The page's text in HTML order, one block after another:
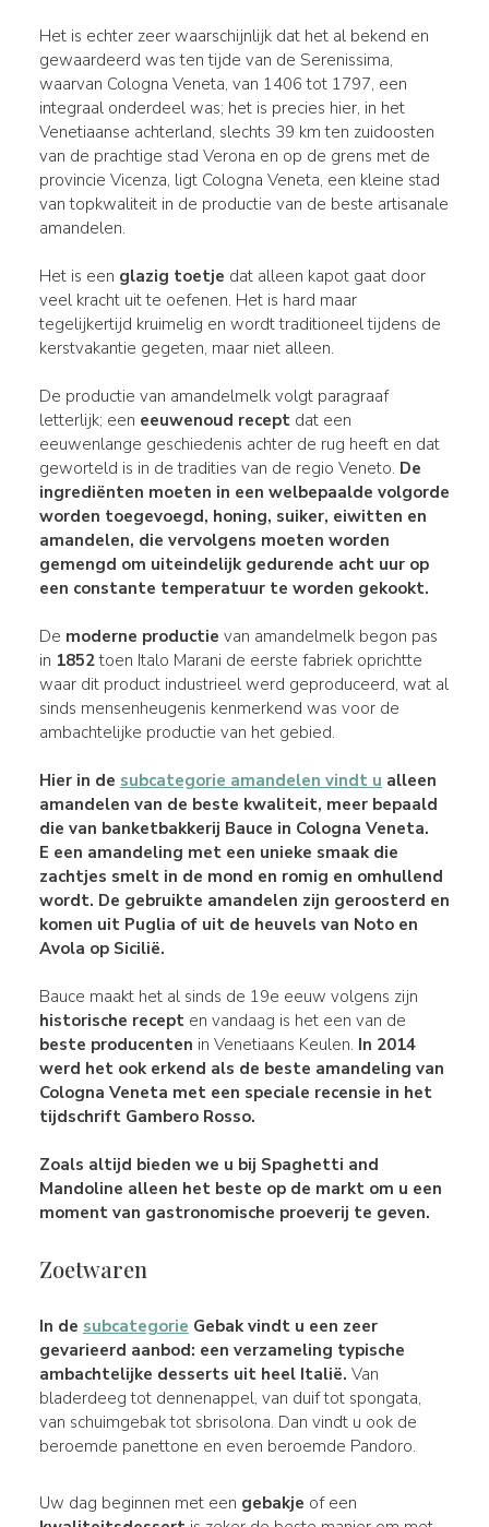
Het is echter zeer waarschijnlijk dat het al bekend en
gewaardeerd was ten tijde van de Serenissima,
waarvan Cologna Veneta, van 1406 tot 1797, een
integraal onderdeel was; het is precies hier, in het
Venetiaanse achterland, slechts 39 km ten zuidoosten
van de prachtige stad Verona en op de grens met de
provincie Vicenza, ligt Cologna Veneta, een kleine stad
van topkwaliteit in de productie van de beste artisanale
amandelen.
Het is een glazig toetje dat alleen kapot gaat door
veel kracht uit te oefenen. Het is hard maar
tegelijkertijd kruimelig en wordt traditioneel tijdens de
kerstvakantie gegeten, maar niet alleen.
De productie van amandelmelk volgt paragraaf
letterlijk; een eeuwenoud receptdat een
eeuwenlange geschiedenis achter de rug heeft en dat
geworteld is in de tradities van de regio Veneto. De
ingrediënten moeten in een welbepaalde volgorde
worden toegevoegd, honing, suiker, eiwitten en
amandelen, die vervolgens moeten worden
gemengd om uiteindelijk gedurende acht uur op
een constante temperatuurte worden gekookt.
De moderne productie van amandelmelk begon pas
in 1852toen Italo Marani de eerste fabriek oprichtte
waar dit product industrieel werd geproduceerd, wat al
sinds mensenheugenis kenmerkend was voor de
ambachtelijke productie van het gebied.
Hier in de subcategorie amandelen vindt u alleen
amandelen van de beste kwaliteit, meer bepaald
die van banketbakkerij Bauce in Cologna Veneta.
E een amandeling met een unieke smaakdie
zachtjes smelt in de mond en romig en omhullend
wordt. De gebruikte amandelen zijn geroosterd en
komen uit Puglia of uit de heuvels van Noto en
Avola op Sicilië.
Bauce maakt het al sinds de 19e eeuw volgens zijn
historische recepten vandaag is het een van de
beste producenten in Venetiaans Keulen. In 2014
werd het ook erkend als de beste amandeling van
Cologna Veneta met een speciale recensie in het
tijdschrift Gambero Rosso.
Zoals altijd bieden we u bij Spaghetti and
Mandoline alleen het beste op de markt om u een
moment van gastronomische proeverij te geven.
Zoetwaren
In de subcategorie Gebak vindt u een zeer
gevarieerd aanbod: een verzameling typische
ambachtelijke desserts uit heel Italië. Van
bladerdeeg tot dennenappel, van duif tot spongata,
van schuimgebak tot sbrisolona. Dan vindt u ook de
beroemde panettone en even beroemde Pandoro.
Uw dag beginnen met een gebakje of een